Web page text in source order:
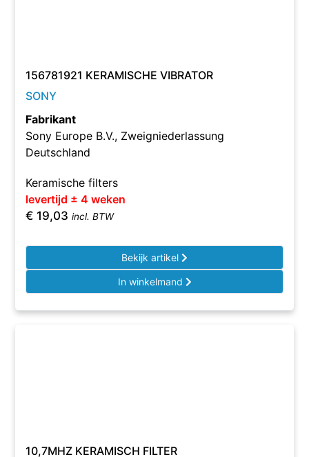
156781921 KERAMISCHE VIBRATOR
SONY
Fabrikant
Sony Europe B.V., Zweigniederlassung
Deutschland
Keramische filters
levertijd ± 4 weken
€ 19,03 incl. BTW
Bekijk artikel
In winkelmand
10,7MHZ KERAMISCH FILTER